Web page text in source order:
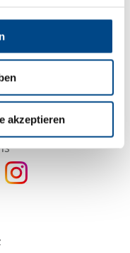
akzeptieren